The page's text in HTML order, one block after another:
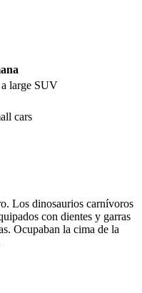
large SUV
cars
Los dinosaurios carnívoros
con dientes y garras
Ocupaban la cima de la